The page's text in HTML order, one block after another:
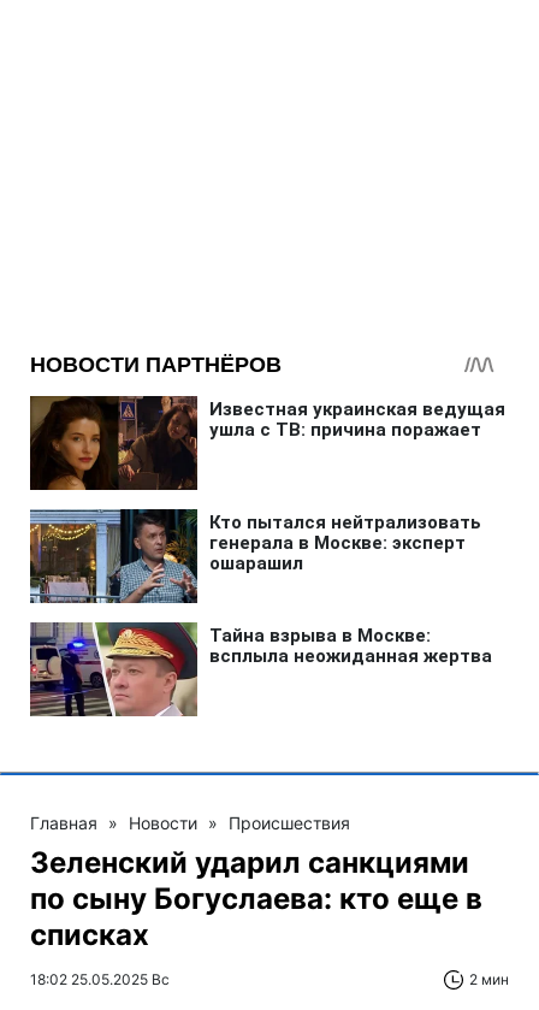
Главная » Новости » Происшествия
Зеленский ударил санкциями
по сыну Богуслаева: кто еще в
списках
18:02 25.05.2025 Вс 2 мин